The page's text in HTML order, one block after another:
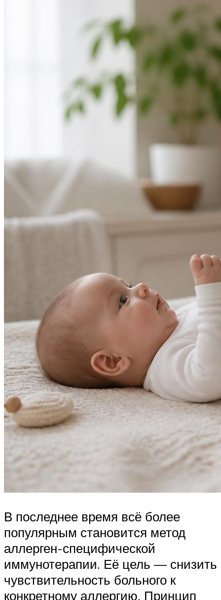
В последнее время всё более
популярным становится метод
аллерген-специфической
иммунотерапии. Её цель — снизить
чувствительность больного к
конкретному аллергию. Принцип